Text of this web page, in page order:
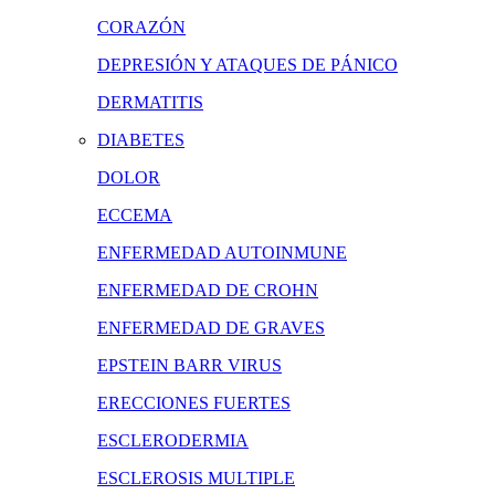
CORAZÓN
DEPRESIÓN Y ATAQUES DE PÁNICO
DERMATITIS
DIABETES
DOLOR
ECCEMA
ENFERMEDAD AUTOINMUNE
ENFERMEDAD DE CROHN
ENFERMEDAD DE GRAVES
EPSTEIN BARR VIRUS
ERECCIONES FUERTES
ESCLERODERMIA
ESCLEROSIS MULTIPLE